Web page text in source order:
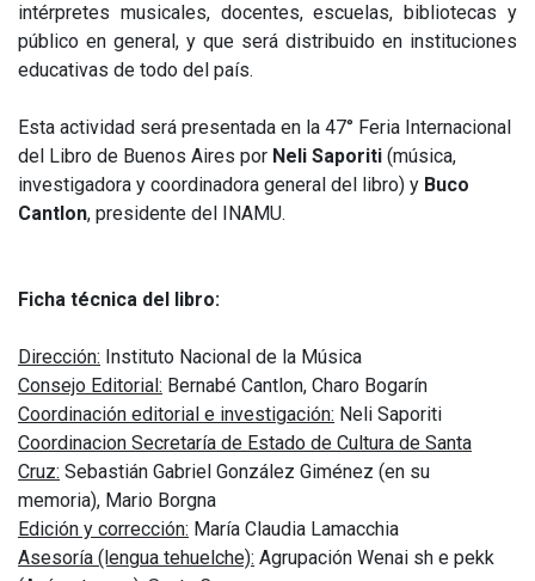
intérpretes musicales, docentes, escuelas, bibliotecas y
público en general, y que será distribuido en instituciones
educativas de todo del país.
Esta actividad será presentada en la 47° Feria Internacional
del Libro de Buenos Aires por Neli Saporiti (música,
investigadora y coordinadora general del libro) y Buco
Cantlon, presidente del INAMU.
Ficha técnica del libro:
Dirección: Instituto Nacional de la Música
Consejo Editorial: Bernabé Cantlon, Charo Bogarín
Coordinación editorial e investigación: Neli Saporiti
Coordinacion Secretaría de Estado de Cultura de Santa
Cruz: Sebastián Gabriel González Giménez (en su
memoria), Mario Borgna
Edición y corrección: María Claudia Lamacchia
Asesoría (lengua tehuelche): Agrupación Wenai sh e pekk